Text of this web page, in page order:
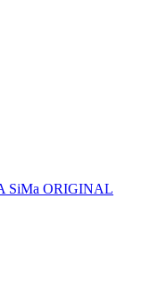
SiMa ORIGINAL